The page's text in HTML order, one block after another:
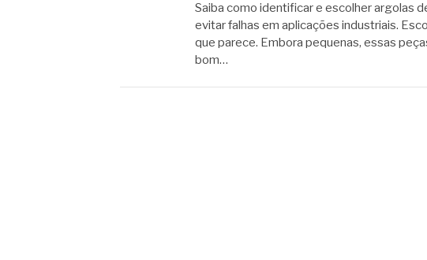
Saiba como identificar e escolher argolas
evitar falhas em aplicações industriais.
que parece. Embora pequenas, essas
bom…